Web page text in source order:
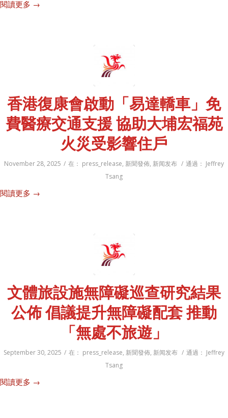
閱讀更多 →
香港復康會啟動「易達轎車」免
費醫療交通支援 協助大埔宏福苑
火災受影響住戶
November 28, 2025 / 在： press_release, 新聞發佈, 新闻发布 / 通過： Jeffrey
Tsang
閱讀更多 →
文體旅設施無障礙巡查研究結果
公佈 倡議提升無障礙配套 推動
「無處不旅遊」
September 30, 2025 / 在： press_release, 新聞發佈, 新闻发布 / 通過： Jeffrey
Tsang
閱讀更多 →